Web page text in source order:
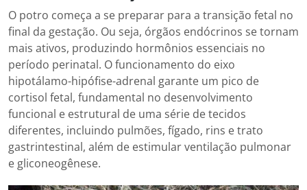
O potro começa a se preparar para a transição fetal no
final da gestação. Ou seja, órgãos endócrinos se tornam
mais ativos, produzindo hormônios essenciais no
período perinatal. O funcionamento do eixo
hipotálamo-hipófise-adrenal garante um pico de
cortisol fetal, fundamental no desenvolvimento
funcional e estrutural de uma série de tecidos
diferentes, incluindo pulmões, fígado, rins e trato
gastrintestinal, além de estimular ventilação pulmonar
e gliconeogênese.